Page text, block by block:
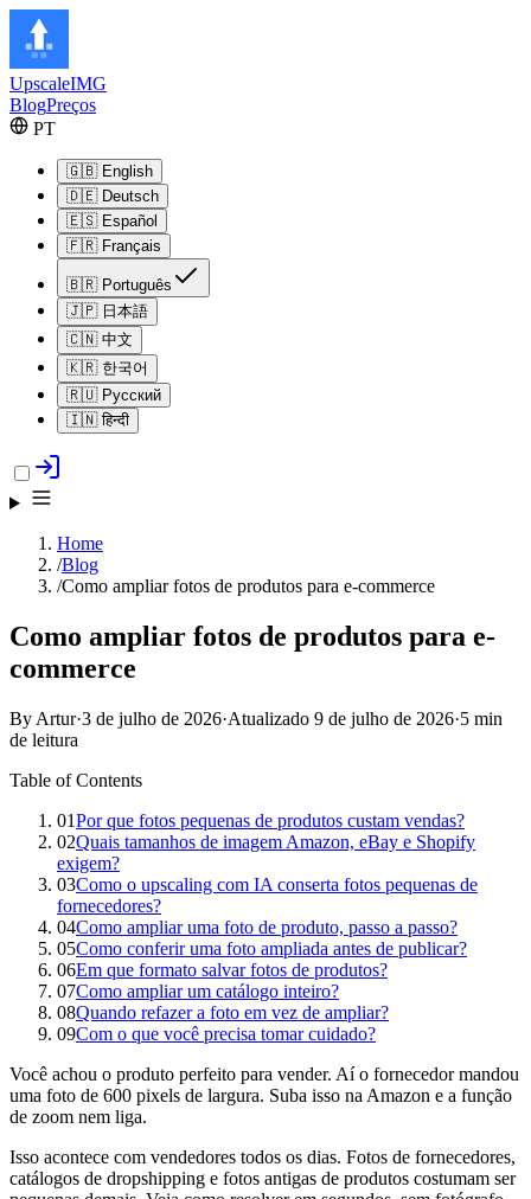
UpscaleIMG
BlogPreços
PT
🇬🇧 English
🇩🇪 Deutsch
🇪🇸 Español
🇫🇷 Français
🇧🇷 Português
🇯🇵 日本語
🇨🇳 中文
🇰🇷 한국어
🇷🇺 Русский
🇮🇳 हिन्दी
Home
/Blog
/Como ampliar fotos de produtos para e-commerce
Como ampliar fotos de produtos para e-
commerce
By Artur·3 de julho de 2026·Atualizado 9 de julho de 2026·5 min
de leitura
Table of Contents
01Por que fotos pequenas de produtos custam vendas?
02Quais tamanhos de imagem Amazon, eBay e Shopify
exigem?
03Como o upscaling com IA conserta fotos pequenas de
fornecedores?
04Como ampliar uma foto de produto, passo a passo?
05Como conferir uma foto ampliada antes de publicar?
06Em que formato salvar fotos de produtos?
07Como ampliar um catálogo inteiro?
08Quando refazer a foto em vez de ampliar?
09Com o que você precisa tomar cuidado?
Você achou o produto perfeito para vender. Aí o fornecedor mandou
uma foto de 600 pixels de largura. Suba isso na Amazon e a função
de zoom nem liga.
Isso acontece com vendedores todos os dias. Fotos de fornecedores,
catálogos de dropshipping e fotos antigas de produtos costumam ser